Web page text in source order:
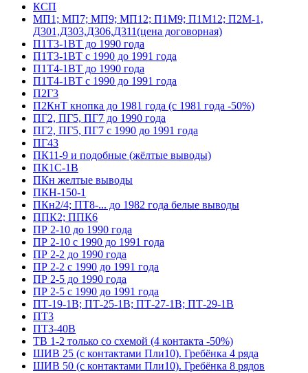
КСП
МП1; МП7; МП9; МП12; П1М9; П1М12; П2М-1,
Д301,Д303,Д306,Д311(цена договорная)
П1Т3-1ВТ до 1990 года
П1Т3-1ВТ с 1990 до 1991 года
П1Т4-1ВТ до 1990 года
П1Т4-1ВТ с 1990 до 1991 года
П2Г3
П2КнТ кнопка до 1981 года (с 1981 года -50%)
ПГ2, ПГ5, ПГ7 до 1990 года
ПГ2, ПГ5, ПГ7 с 1990 до 1991 года
ПГ43
ПК11-9 и подобные (жёлтые выводы)
ПК1С-1В
ПКн желтые выводы
ПКН-150-1
ПКн2/4; ПТ8-... до 1982 года белые выводы
ППК2; ППК6
ПР 2-10 до 1990 года
ПР 2-10 с 1990 до 1991 года
ПР 2-2 до 1990 года
ПР 2-2 с 1990 до 1991 года
ПР 2-5 до 1990 года
ПР 2-5 с 1990 до 1991 года
ПТ-19-1В; ПТ-25-1В; ПТ-27-1В; ПТ-29-1В
ПТ3
ПТ3-40В
ТВ 1-2 только со схемой (4 контакта -50%)
ШИВ 25 (с контактами Пли10). Гребёнка 4 ряда
ШИВ 50 (с контактами Пли10). Гребёнка 8 рядов